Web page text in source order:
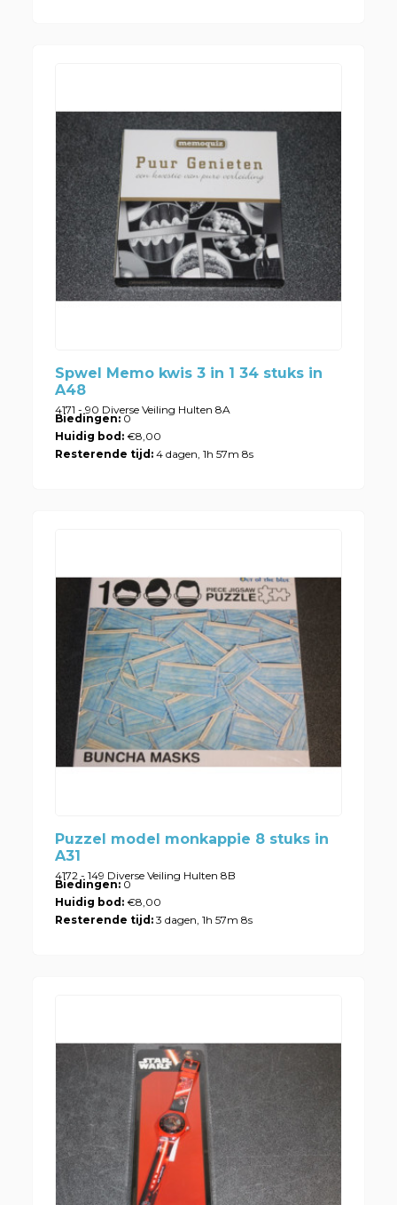
Spwel Memo kwis 3 in 1 34 stuks in
A48
4171 - 90 Diverse Veiling Hulten 8A
Biedingen: 0
Huidig bod: €8,00
Resterende tijd: 4 dagen, 1h 57m 8s
Puzzel model monkappie 8 stuks in
A31
4172 - 149 Diverse Veiling Hulten 8B
Biedingen: 0
Huidig bod: €8,00
Resterende tijd: 3 dagen, 1h 57m 8s